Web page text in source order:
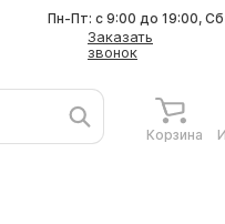
Заказать
звонок
Пн-Пт: с 9:00 до 19:00,
Корзина